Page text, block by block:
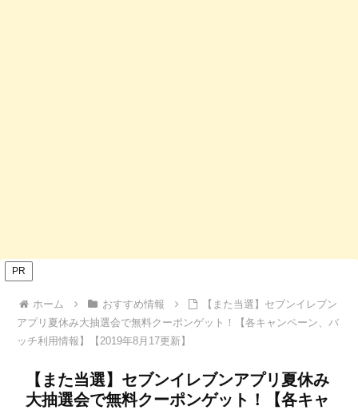
PR
ホーム おすすめ情報
【また当選】セブンイレブン
アプリ夏休み大抽選会で無料クーポンゲット！【各キャンペーン、バ
ッチ利用情報】【2019年8月17更新】
【また当選】セブンイレブンアプリ夏休み
大抽選会で無料クーポンゲット！【各キャ